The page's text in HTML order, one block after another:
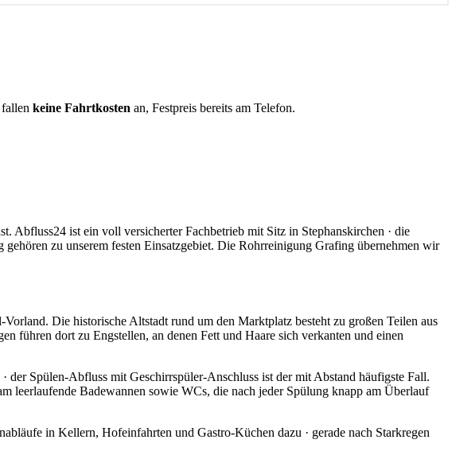
fallen keine Fahrtkosten an, Festpreis bereits am Telefon.
Abfluss24 ist ein voll versicherter Fachbetrieb mit Sitz in Stephanskirchen · die
zu unserem festen Einsatzgebiet. Die Rohrreinigung Grafing übernehmen wir
Die historische Altstadt rund um den Marktplatz besteht zu großen Teilen aus
führen dort zu Engstellen, an denen Fett und Haare sich verkanten und einen
Spülen-Abfluss mit Geschirrspüler-Anschluss ist der mit Abstand häufigste Fall.
leerlaufende Badewannen sowie WCs, die nach jeder Spülung knapp am Überlauf
in Kellern, Hofeinfahrten und Gastro-Küchen dazu · gerade nach Starkregen